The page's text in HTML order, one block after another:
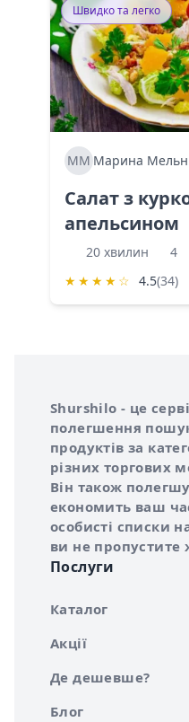
Швидко та легко
ММ Марина
Салат з
апельсином
20 хвилин
4
★ ★ ★ ★ ☆ 4.5(34)
Про сервіс
Shurshilo - це
полегшення
продуктів за
різних торгових
Він також
економить ваш
особисті списки
ви не пропустите
Послуги
Каталог
Акції
Де дешевше?
Блог